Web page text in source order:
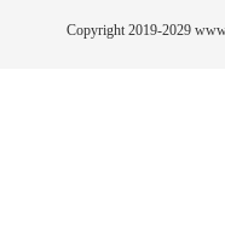
Copyright 2019-2029